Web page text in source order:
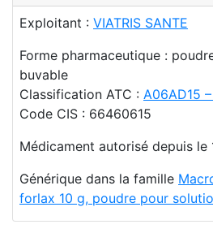
Exploitant : VIATRIS SANTE
Forme pharmaceutique :
buvable
Classification ATC : A06AD15
Code CIS : 66460615
Médicament autorisé depuis
Générique dans la famille
forlax 10 g, poudre pour